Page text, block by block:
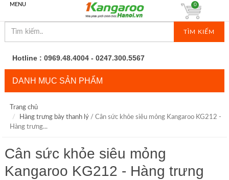
MENU
TÌM KIẾM
0
Hotline : 0969.48.4004 - 0247.300.5567
DANH MỤC SẢN PHẨM
Trang chủ
Hàng trưng bày thanh lý/ Cân sức khỏe siêu mỏng Kangaroo KG212 -
Hàng trưng...
Cân sức khỏe siêu mỏng
Kangaroo KG212 - Hàng trưng